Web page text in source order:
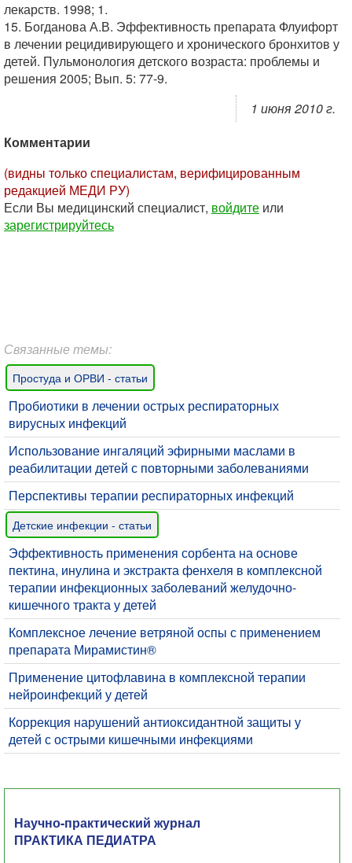
лекарств. 1998; 1.
15. Богданова А.В. Эффективность препарата Флуифорт
в лечении рецидивирующего и хронического бронхитов у
детей. Пульмонология детского возраста: проблемы и
решения 2005; Вып. 5: 77-9.
1 июня 2010 г.
Комментарии
(видны только специалистам, верифицированным
редакцией МЕДИ РУ)
Если Вы медицинский специалист, войдите или
зарегистрируйтесь
Связанные темы:
Простуда и ОРВИ - статьи
​Пробиотики в лечении острых респираторных
вирусных инфекций
Использование ингаляций эфирными маслами в
реабилитации детей с повторными заболеваниями
Перспективы терапии респираторных инфекций
Детские инфекции - статьи
Эффективность применения сорбента на основе
пектина, инулина и экстракта фенхеля в комплексной
терапии инфекционных заболеваний желудочно-
кишечного тракта у детей
Комплексное лечение ветряной оспы с применением
препарата Мирамистин®
Применение цитофлавина в комплексной терапии
нейроинфекций у детей
Коррекция нарушений антиоксидантной защиты у
детей с острыми кишечными инфекциями
Научно-практический журнал
ПРАКТИКА ПЕДИАТРА